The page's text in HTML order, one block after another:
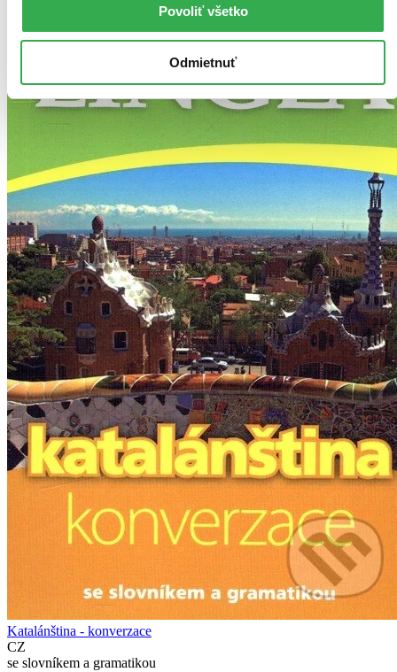
Povoliť všetko
Odmietnuť
Katalánština - konverzace
CZ
se slovníkem a gramatikou